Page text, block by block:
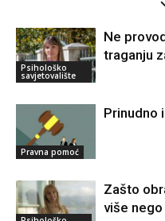
Psihološko
savjetovalište
Ne
traganju
Pravna pomoć
Prinudno
Zašto
više